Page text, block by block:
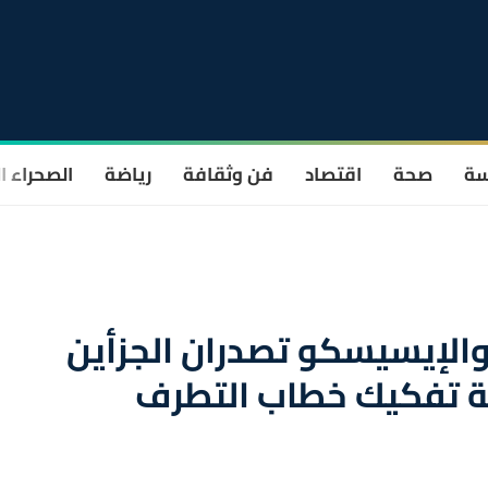
صحة اقتصاد فن وثقافة رياضة الصحراء
تصدران الجزأين
تفكيك خطاب التطرف